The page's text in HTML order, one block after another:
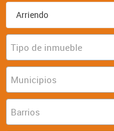
Tipo de inmueble
Municipios
Barrios